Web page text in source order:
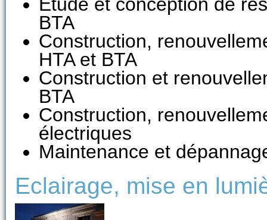
BTA
Construction,
HTA et BTA
Construction et
BTA
Construction,
électriques
Maintenance et
Eclairage, mise en